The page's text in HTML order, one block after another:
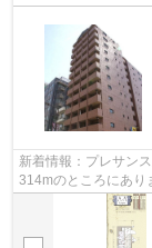
新着情報：プレサン
314mのところにあり
が揃っております。